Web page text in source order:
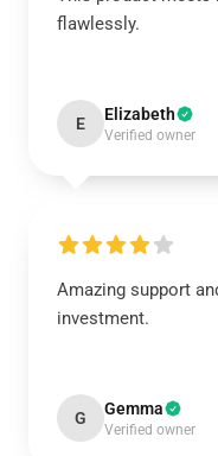
flawlessly.
E Elizabeth
Verified owner
Amazing support
investment.
G Gemma
Verified owner